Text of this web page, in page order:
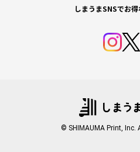
しまうまSNSでお得
© SHIMAUMA Print, Inc.